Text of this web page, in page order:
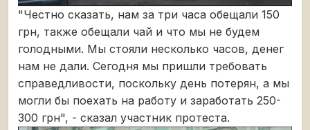
"Честно сказать, нам за три часа обещали 150
грн, также обещали чай и что мы не будем
голодными. Мы стояли несколько часов, денег
нам не дали. Сегодня мы пришли требовать
справедливости, поскольку день потерян, а мы
могли бы поехать на работу и заработать 250-
300 грн", - сказал участник протеста.